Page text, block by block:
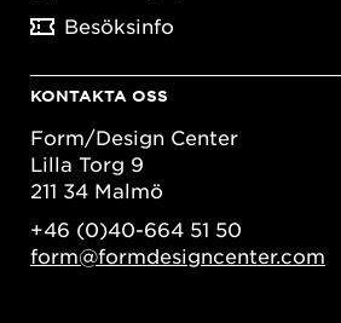
Besöksinfo
KONTAKTA OSS
Form/Design Center
Lilla Torg 9
211 34 Malmö
+46 (0)40-664 51 50
form@formdesigncenter.com